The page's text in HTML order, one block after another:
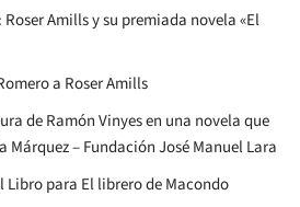
Amills y su premiada novela «El
a Roser Amills
de Ramón Vinyes en una novela que
Márquez – Fundación José Manuel Lara
Libro para El librero de Macondo